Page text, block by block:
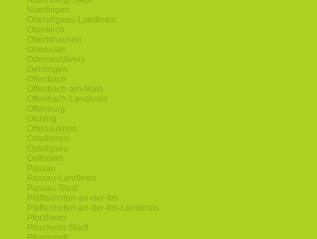
Nuertingen
Oberallgaeu-Landkreis
Oberkirch
Obertshausen
Oberursel
Odenwaldkreis
Oehringen
Offenbach
Offenbach-am-Main
Offenbach-Landkreis
Offenburg
Olching
Ortenaukreis
Ostalbkreis
Ostallgaeu
Ostfildern
Passau
Passau-Landkreis
Passau-Stadt
Pfaffenhofen-an-der-Ilm
Pfaffenhofen-an-der-Ilm-Landkreis
Pforzheim
Pforzheim-Stadt